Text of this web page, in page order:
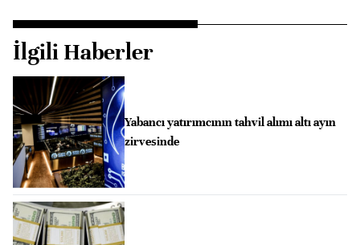
İlgili Haberler
Yabancı yatırımcının tahvil alımı altı ayın
zirvesinde